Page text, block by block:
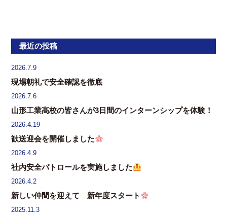
最近の投稿
2026.7.9
現場朝礼で安全確認を徹底
2026.7.6
山形工業高校の皆さんが3日間のインターンシップを体験！
2026.4.19
歓送迎会を開催しました
2026.4.9
社内安全パトロールを実施しました
2026.4.2
新しい仲間を迎えて 新年度スタート
2025.11.3